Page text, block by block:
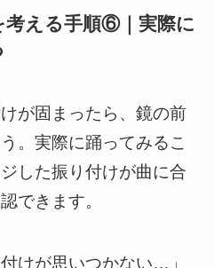
考える手順⑥｜実際に
が固まったら、鏡の前
。実際に踊ってみるこ
した振り付けが曲に合
できます。
けが思いつかない…」